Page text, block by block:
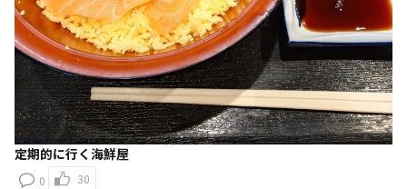
定期的に行く海鮮屋
0 30